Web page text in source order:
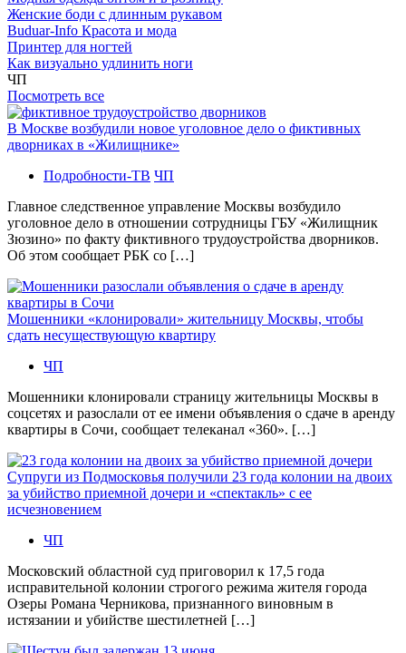
Женские боди с длинным рукавом
Buduar-Info Красота и мода
Принтер для ногтей
Как визуально удлинить ноги
ЧП
Посмотреть все
В Москве возбудили новое уголовное дело о фиктивных
дворниках в «Жилищнике»
Подробности-ТВ ЧП
Главное следственное управление Москвы возбудило
уголовное дело в отношении сотрудницы ГБУ «Жилищник
Зюзино» по факту фиктивного трудоустройства дворников.
Об этом сообщает РБК со […]
Мошенники «клонировали» жительницу Москвы, чтобы
сдать несуществующую квартиру
ЧП
Мошенники клонировали страницу жительницы Москвы в
соцсетях и разослали от ее имени объявления о сдаче в аренду
квартиры в Сочи, сообщает телеканал «360». […]
Супруги из Подмосковья получили 23 года колонии на двоих
за убийство приемной дочери и «спектакль» с ее
исчезновением
ЧП
Московский областной суд приговорил к 17,5 года
исправительной колонии строгого режима жителя города
Озеры Романа Черникова, признанного виновным в
истязании и убийстве шестилетней […]